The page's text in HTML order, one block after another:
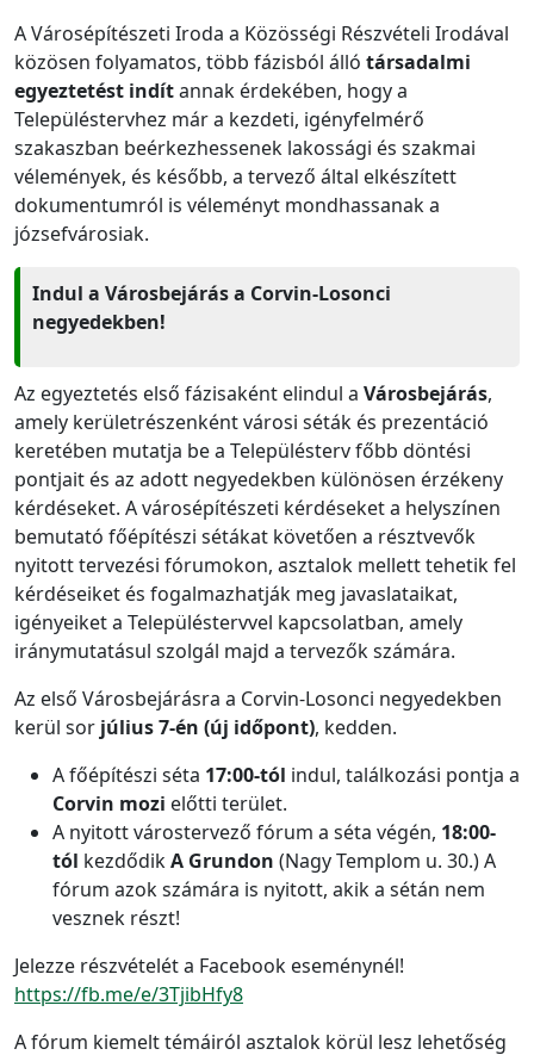
A Városépítészeti Iroda a Közösségi Részvételi Irodával
közösen folyamatos, több fázisból álló társadalmi
egyeztetést indítannak érdekében, hogy a
Településtervhez már a kezdeti, igényfelmérő
szakaszban beérkezhessenek lakossági és szakmai
vélemények, és később, a tervező által elkészített
dokumentumról is véleményt mondhassanak a
józsefvárosiak.
Indul a Városbejárás a Corvin-Losonci
negyedekben!
Az egyeztetés első fázisaként elindul a Városbejárás,
amely kerületrészenként városi séták és prezentáció
keretében mutatja be a Településterv főbb döntési
pontjait és az adott negyedekben különösen érzékeny
kérdéseket. A városépítészeti kérdéseket a helyszínen
bemutató főépítészi sétákat követően a résztvevők
nyitott tervezési fórumokon, asztalok mellett tehetik fel
kérdéseiket és fogalmazhatják meg javaslataikat,
igényeiket a Településtervvel kapcsolatban, amely
iránymutatásul szolgál majd a tervezők számára.
Az első Városbejárásra a Corvin-Losonci negyedekben
kerül sor július 7-én (új időpont), kedden.
A főépítészi séta 17:00-tól indul, találkozási pontja a
Corvin mozi előtti terület.
A nyitott várostervező fórum a séta végén, 18:00-
tól kezdődikA Grundon (Nagy Templom u. 30.) A
fórum azok számára is nyitott, akik a sétán nem
vesznek részt!
Jelezze részvételét a Facebook eseménynél!
https://fb.me/e/3TjibHfy8
A fórum kiemelt témáiról asztalok körül lesz lehetőség